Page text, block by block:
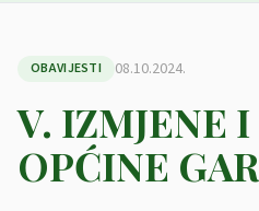
OBAVIJESTI 08.10.2024.
V. IZMJENE
OPĆINE